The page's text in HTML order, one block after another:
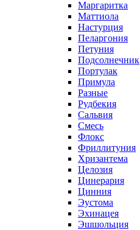
Маргаритка
Маттиола
Настурция
Пеларгония
Петуния
Подсолнечник
Портулак
Примула
Разные
Рудбекия
Сальвия
Смесь
Флокс
Фриллитуния
Хризантема
Целозия
Цинерария
Цинния
Эустома
Эхинацея
Эшшольция